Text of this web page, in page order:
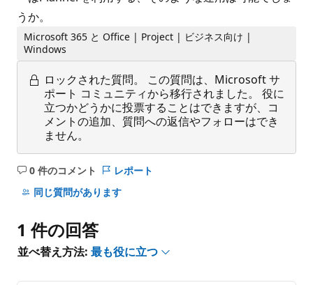
うか。
Microsoft 365 と Office | Project | ビジネス向け |
Windows
ロックされた質問。
この質問は、Microsoft サ
ポート コミュニティから移行されました。 役に
立つかどうかに投票することはできますが、コ
メントの追加、質問への返信やフォローはでき
ません。
0 件のコメント
コ
メ
は
あ
ま
レポート
同じ質問があります
1 件の回答
並べ替え方法: 最も役に立つ